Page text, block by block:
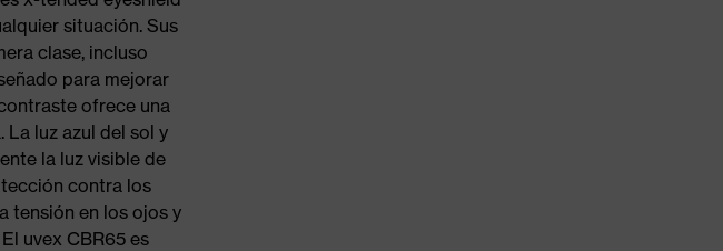
situación. Sus
clase, incluso
para mejorar
ofrece una
luz azul del sol y
la luz visible de
contra los
tensión en los ojos y
uvex CBR65 es